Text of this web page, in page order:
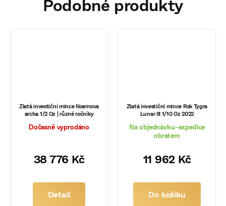
Zlatá investiční mince Noemova
archa 1/2 Oz | různé ročníky
Dočasně vyprodáno
38 776 Kč
Detail
Zlatá investiční mince Rok Tygra
Lunar III 1/10 Oz 2022
Na objednávku-expedice
obratem
11 962 Kč
Do košíku